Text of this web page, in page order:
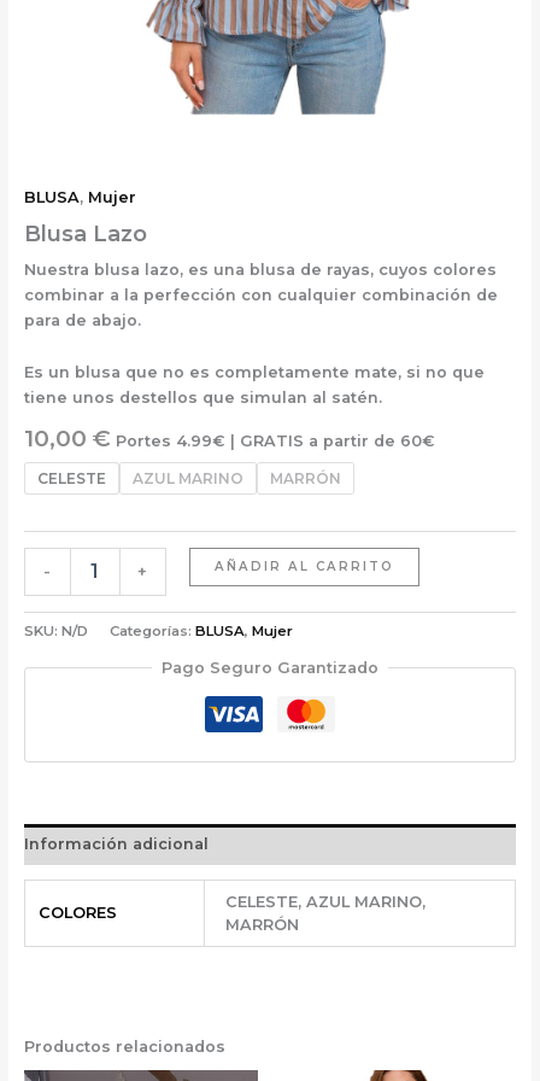
BLUSA, Mujer
Blusa Lazo
Nuestra blusa lazo, es una blusa de rayas, cuyos colores
combinar a la perfección con cualquier combinación de
para de abajo.
Es un blusa que no es completamente mate, si no que
tiene unos destellos que simulan al satén.
10,00 € Portes 4.99€ | GRATIS a partir de 60€
CELESTE AZUL MARINO MARRÓN
- + AÑADIR AL CARRITO
SKU: N/D Categorías: BLUSA, Mujer
Pago Seguro Garantizado
Información adicional
COLORES
CELESTE, AZUL MARINO,
MARRÓN
Productos relacionados